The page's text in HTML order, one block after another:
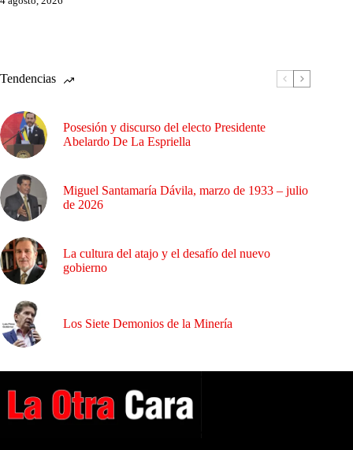
Tendencias
Posesión y discurso del electo Presidente
Abelardo De La Espriella
Miguel Santamaría Dávila, marzo de 1933 – julio
de 2026
La cultura del atajo y el desafío del nuevo
gobierno
Los Siete Demonios de la Minería